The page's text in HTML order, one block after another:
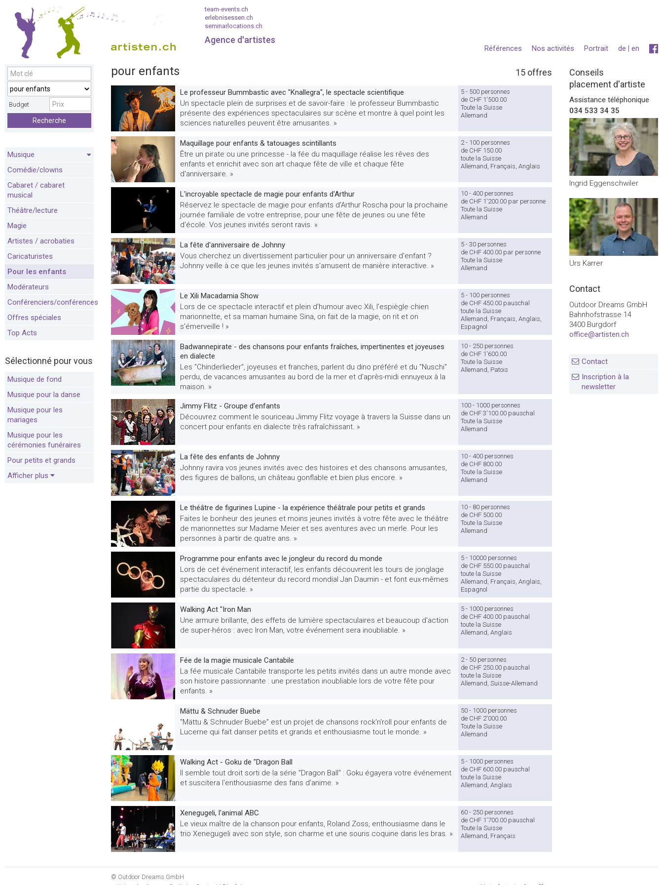
team-events.ch
erlebnisessen.ch
seminarlocations.ch
Agence d'artistes
de | en
Portrait
Nos activités
Références
Budget
Recherche
Musique
Comédie/clowns
Cabaret / cabaret
musical
Théâtre/lecture
Magie
Artistes / acrobaties
Caricaturistes
Pour les enfants
Modérateurs
Conférenciers/conférences
Offres spéciales
Top Acts
Sélectionné pour vous
Musique de fond
Musique pour la danse
Musique pour les
mariages
Musique pour les
cérémonies funéraires
Pour petits et grands
Afficher plus
pour enfants 15 offres
Le professeur Bummbastic avec "Knallegra", le spectacle scientifique
Un spectacle plein de surprises et de savoir-faire : le professeur Bummbastic
présente des expériences spectaculaires sur scène et montre à quel point les
sciences naturelles peuvent être amusantes. »
5 - 500 personnes
de CHF 1'500.00
Toute la Suisse
Allemand
Maquillage pour enfants & tatouages scintillants
Être un pirate ou une princesse - la fée du maquillage réalise les rêves des
enfants et enrichit avec son art chaque fête de ville et chaque fête
d'anniversaire. »
2 - 100 personnes
de CHF 150.00
toute la Suisse
Allemand, Français, Anglais
L'incroyable spectacle de magie pour enfants d'Arthur
Réservez le spectacle de magie pour enfants d'Arthur Roscha pour la prochaine
journée familiale de votre entreprise, pour une fête de jeunes ou une fête
d'école. Vos jeunes invités seront ravis. »
10 - 400 personnes
de CHF 1'200.00 par personne
Toute la Suisse
Allemand
La fête d'anniversaire de Johnny
Vous cherchez un divertissement particulier pour un anniversaire d'enfant ?
Johnny veille à ce que les jeunes invités s'amusent de manière interactive. »
5 - 30 personnes
de CHF 400.00 par personne
Toute la Suisse
Allemand
Le Xili Macadamia Show
Lors de ce spectacle interactif et plein d'humour avec Xili, l'espiègle chien
marionnette, et sa maman humaine Sina, on fait de la magie, on rit et on
s'émerveille ! »
5 - 100 personnes
de CHF 450.00 pauschal
toute la Suisse
Allemand, Français, Anglais,
Espagnol
Badwannepirate - des chansons pour enfants fraîches, impertinentes et joyeuses
en dialecte
Les "Chinderlieder", joyeuses et franches, parlent du dino préféré et du "Nuschi"
perdu, de vacances amusantes au bord de la mer et d'après-midi ennuyeux à la
maison. »
10 - 250 personnes
de CHF 1'600.00
Toute la Suisse
Allemand, Patois
Jimmy Flitz - Groupe d'enfants
Découvrez comment le souriceau Jimmy Flitz voyage à travers la Suisse dans un
concert pour enfants en dialecte très rafraîchissant. »
100 - 1000 personnes
de CHF 3'100.00 pauschal
Toute la Suisse
Allemand
La fête des enfants de Johnny
Johnny ravira vos jeunes invités avec des histoires et des chansons amusantes,
des figures de ballons, un château gonflable et bien plus encore. »
10 - 400 personnes
de CHF 800.00
Toute la Suisse
Allemand
Le théâtre de figurines Lupine - la expérience théâtrale pour petits et grands
Faites le bonheur des jeunes et moins jeunes invités à votre fête avec le théâtre
de marionnettes sur Madame Meier et ses aventures avec un merle. Pour les
personnes à partir de quatre ans. »
10 - 80 personnes
de CHF 500.00
Toute la Suisse
Allemand
Programme pour enfants avec le jongleur du record du monde
Lors de cet événement interactif, les enfants découvrent les tours de jonglage
spectaculaires du détenteur du record mondial Jan Daumin - et font eux-mêmes
partie du spectacle. »
5 - 10000 personnes
de CHF 550.00 pauschal
toute la Suisse
Allemand, Français, Anglais,
Espagnol
Walking Act "Iron Man
Une armure brillante, des effets de lumière spectaculaires et beaucoup d'action
de super-héros : avec Iron Man, votre événement sera inoubliable. »
5 - 1000 personnes
de CHF 400.00 pauschal
toute la Suisse
Allemand, Anglais
Fée de la magie musicale Cantabile
La fée musicale Cantabile transporte les petits invités dans un autre monde avec
son histoire passionnante : une prestation inoubliable lors de votre fête pour
enfants. »
2 - 50 personnes
de CHF 250.00 pauschal
toute la Suisse
Allemand, Suisse-Allemand
Mättu & Schnuder Buebe
"Mättu & Schnuder Buebe" est un projet de chansons rock'n'roll pour enfants de
Lucerne qui fait danser petits et grands et enthousiasme tout le monde. »
50 - 1000 personnes
de CHF 2'000.00
Toute la Suisse
Allemand
Walking Act - Goku de "Dragon Ball
Il semble tout droit sorti de la série "Dragon Ball" : Goku égayera votre événement
et suscitera l'enthousiasme des fans d'anime. »
5 - 1000 personnes
de CHF 600.00 pauschal
toute la Suisse
Allemand, Anglais
Xenegugeli, l'animal ABC
Le vieux maître de la chanson pour enfants, Roland Zoss, enthousiasme dans le
trio Xenegugeli avec son style, son charme et une souris coquine dans les bras. »
60 - 250 personnes
de CHF 1'700.00 pauschal
Toute la Suisse
Allemand, Français
Conseils
placement d'artiste
Assistance téléphonique
034 533 34 35
Ingrid Eggenschwiler
Urs Karrer
Contact
Outdoor Dreams GmbH
Bahnhofstrasse 14
3400 Burgdorf
office@artisten.ch
Contact
Inscription à la
newsletter
© Outdoor Dreams GmbH